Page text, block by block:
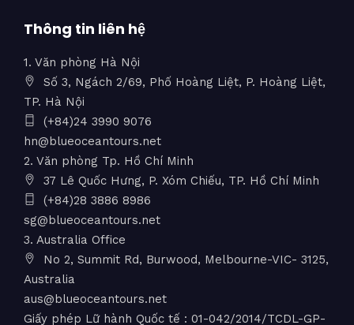
Thông tin liên hệ
1. Văn phòng Hà Nội
Số 3, Ngách 2/69, Phố Hoàng Liệt, P. Hoàng Liệt,
TP. Hà Nội
(+84)24 3990 9076
hn@blueoceantours.net
2. Văn phòng Tp. Hồ Chí Minh
37 Lê Quốc Hưng, P. Xóm Chiếu, TP. Hồ Chí Minh
(+84)28 3886 8986
sg@blueoceantours.net
3. Australia Office
No 2, Summit Rd, Burwood, Melbourne-VIC- 3125,
Australia
aus@blueoceantours.net
Giấy phép Lữ hành Quốc tế : 01-042/2014/TCDL-GP-